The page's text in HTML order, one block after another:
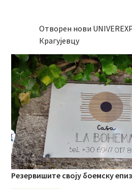
Отворен нови
Крагујевцу
Резервишите своју боемску